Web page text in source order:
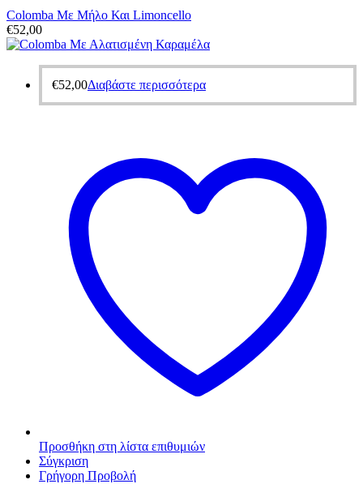
Colomba Mε Μήλο Και Limoncello
€52,00
€52,00Διαβάστε περισσότερα
Προσθήκη στη λίστα επιθυμιών
Σύγκριση
Γρήγορη Προβολή